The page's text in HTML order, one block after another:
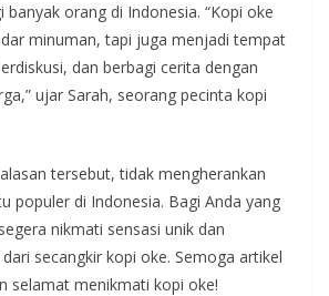
banyak orang di Indonesia. “Kopi oke
minuman, tapi juga menjadi tempat
dan berbagi cerita dengan
ujar Sarah, seorang pecinta kopi
tersebut, tidak mengherankan
populer di Indonesia. Bagi Anda yang
nikmati sensasi unik dan
secangkir kopi oke. Semoga artikel
selamat menikmati kopi oke!